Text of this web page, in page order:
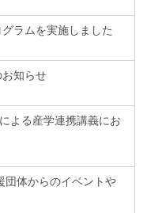
ラムを実施しました
知らせ
よる産学連携講義にお
団体からのイベントや